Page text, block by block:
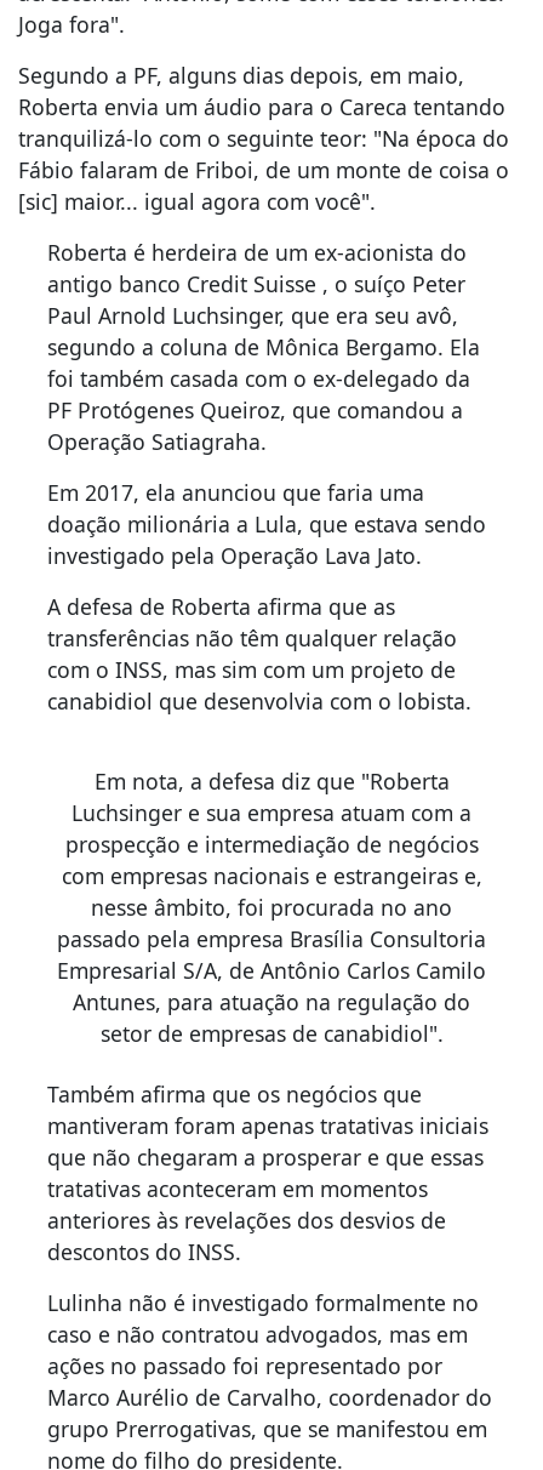
Joga fora".
Segundo a PF, alguns dias depois, em maio,
Roberta envia um áudio para o Careca tentando
tranquilizá-lo com o seguinte teor: "Na época do
Fábio falaram de Friboi, de um monte de coisa o
[sic] maior... igual agora com você".
Roberta é herdeira de um ex-acionista do
antigo banco Credit Suisse , o suíço Peter
Paul Arnold Luchsinger, que era seu avô,
segundo a coluna de Mônica Bergamo. Ela
foi também casada com o ex-delegado da
PF Protógenes Queiroz, que comandou a
Operação Satiagraha.
Em 2017, ela anunciou que faria uma
doação milionária a Lula, que estava sendo
investigado pela Operação Lava Jato.
A defesa de Roberta afirma que as
transferências não têm qualquer relação
com o INSS, mas sim com um projeto de
canabidiol que desenvolvia com o lobista.
Em nota, a defesa diz que "Roberta
Luchsinger e sua empresa atuam com a
prospecção e intermediação de negócios
com empresas nacionais e estrangeiras e,
nesse âmbito, foi procurada no ano
passado pela empresa Brasília Consultoria
Empresarial S/A, de Antônio Carlos Camilo
Antunes, para atuação na regulação do
setor de empresas de canabidiol".
Também afirma que os negócios que
mantiveram foram apenas tratativas iniciais
que não chegaram a prosperar e que essas
tratativas aconteceram em momentos
anteriores às revelações dos desvios de
descontos do INSS.
Lulinha não é investigado formalmente no
caso e não contratou advogados, mas em
ações no passado foi representado por
Marco Aurélio de Carvalho, coordenador do
grupo Prerrogativas, que se manifestou em
nome do filho do presidente.